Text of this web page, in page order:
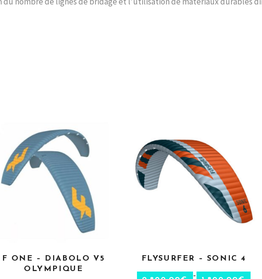
CHOIX DES OPTIONS
F ONE – DIABOLO V5
OLYMPIQUE
CHOIX DES OPTIONS
FLYSURFER – SONIC 4
–